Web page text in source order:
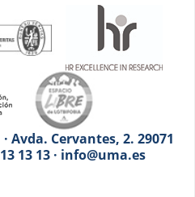
Avda. Cervantes, 2. 29071
13 13 · info@uma.es